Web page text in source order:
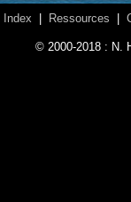
Index Ressources
© 2000-2018 : N.